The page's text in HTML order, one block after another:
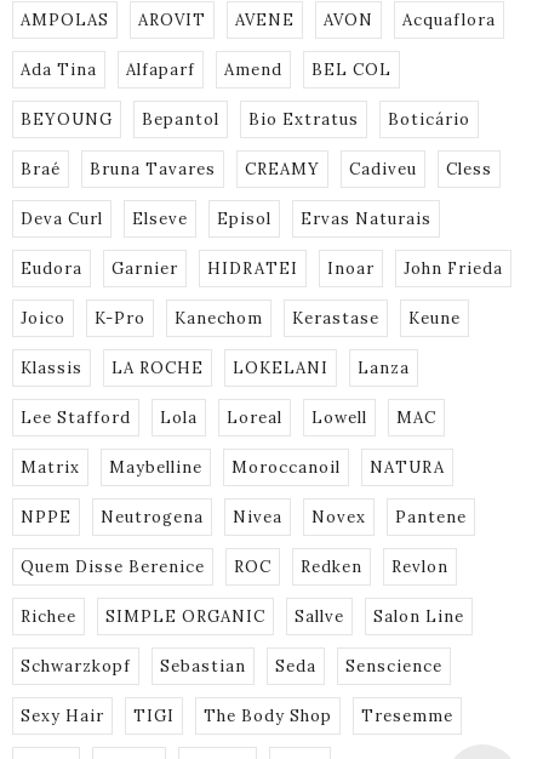
AMPOLAS AROVIT AVENE AVON Acquaflora
Ada Tina Alfaparf Amend BEL COL
BEYOUNG Bepantol Bio Extratus Boticário
Braé Bruna Tavares CREAMY Cadiveu Cless
Deva Curl Elseve Episol Ervas Naturais
Eudora Garnier HIDRATEI Inoar John Frieda
Joico K-Pro Kanechom Kerastase Keune
Klassis LA ROCHE LOKELANI Lanza
Lee Stafford Lola Loreal Lowell MAC
Matrix Maybelline Moroccanoil NATURA
NPPE Neutrogena Nivea Novex Pantene
Quem Disse Berenice ROC Redken Revlon
Richee SIMPLE ORGANIC Sallve Salon Line
Schwarzkopf Sebastian Seda Senscience
Sexy Hair TIGI The Body Shop Tresemme